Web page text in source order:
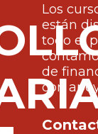
Los
están
todo el
de
con